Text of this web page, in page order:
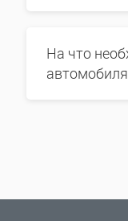
На что
автомобиля